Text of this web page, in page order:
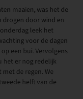
maaien, was het de
drogen door wind en
leek het
voor de dagen
een bui. Vervolgens
het er nog redelijk
de regen. We
helft van de